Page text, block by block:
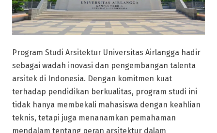
Program Studi Arsitektur Universitas Airlangga hadir
sebagai wadah inovasi dan pengembangan talenta
arsitek di Indonesia. Dengan komitmen kuat
terhadap pendidikan berkualitas, program studi ini
tidak hanya membekali mahasiswa dengan keahlian
teknis, tetapi juga menanamkan pemahaman
mendalam tentang peran arsitektur dalam